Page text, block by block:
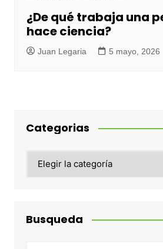
¿De qué trabaja una
hace ciencia?
Juan Legaria 5 mayo, 2026
Categorias
Busqueda